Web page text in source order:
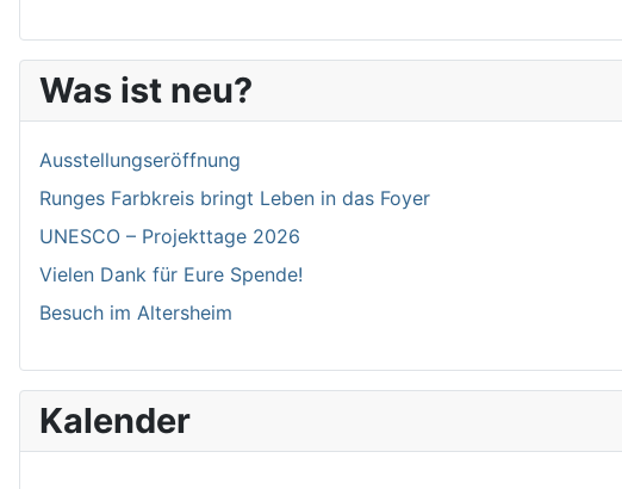
Was ist neu?
Ausstellungseröffnung
Runges Farbkreis bringt Leben in das Foyer
UNESCO – Projekttage 2026
Vielen Dank für Eure Spende!
Besuch im Altersheim
Kalender